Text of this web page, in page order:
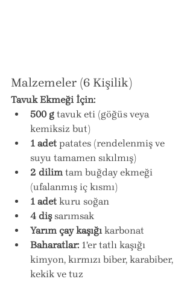
Malzemeler (6 Kişilik)
Tavuk Ekmeği İçin:
500 g tavuk eti (göğüs veya
kemiksiz but)
1 adet patates (rendelenmiş ve
suyu tamamen sıkılmış)
2 dilim tam buğday ekmeği
(ufalanmış iç kısmı)
1 adet kuru soğan
4 diş sarımsak
Yarım çay kaşığı karbonat
Baharatlar: 1'er tatlı kaşığı
kimyon, kırmızı biber, karabiber,
kekik ve tuz